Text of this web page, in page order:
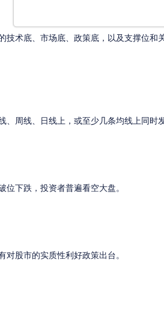
底、市场底、政策底，以及支撑位和
线、日线上，或至少几条均线上同时发
下跌，投资者普遍看空大盘。
股市的实质性利好政策出台。